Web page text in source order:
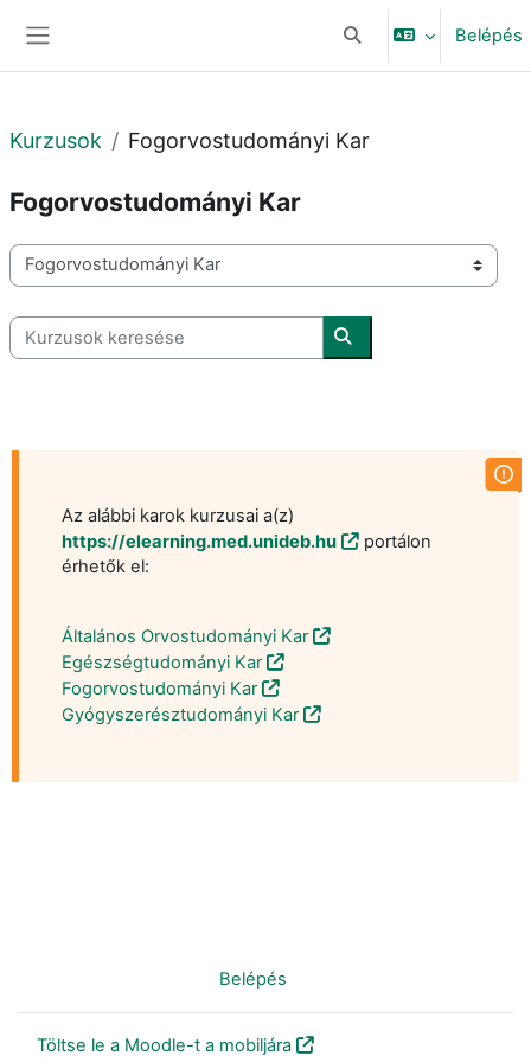
Keresési bemeneti
Belépés
Kurzusok Fogorvostudományi Kar
Fogorvostudományi Kar
Kurzuskategóriák
Kurzusok keresése
Kurzusok keresése
Az alábbi karok kurzusai a(z)
https://elearning.med.unideb.hu
portálon
érhetők el:
Általános Orvostudományi Kar
Egészségtudományi Kar
Fogorvostudományi Kar
Gyógyszerésztudományi Kar
Belépés
Töltse le a Moodle-t a mobiljára